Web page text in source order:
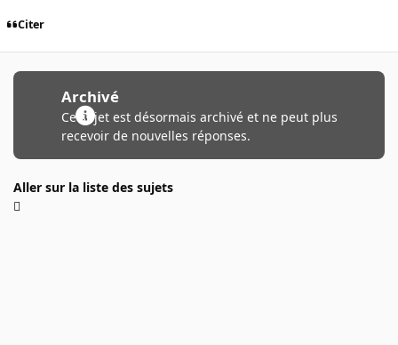
Citer
Archivé
Ce sujet est désormais archivé et ne peut plus
recevoir de nouvelles réponses.
Aller sur la liste des sujets